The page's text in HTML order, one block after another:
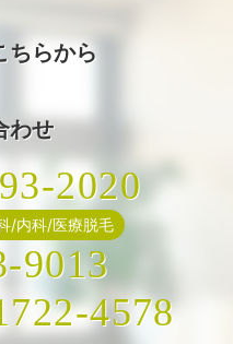
ちらから
わせ
2020
/内科/医療脱毛
9013
4578